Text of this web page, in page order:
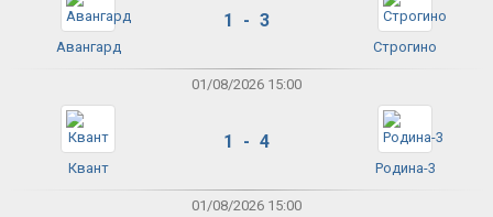
Авангард
1 - 3
Строгино
01/08/2026 15:00
Квант
1 - 4
Родина-3
01/08/2026 15:00